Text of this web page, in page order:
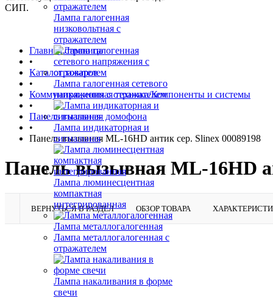
Лампа галогенная
низковольтная с
отражателем
Лампа галогенная сетевого
напряжения с отражателем
Лампа индикаторная и
сигнальная
Лампа люминесцентная
компактная
интегрированная
Лампа металлогалогенная
Лампа металлогалогенная с
отражателем
Лампа накаливания в форме
свечи
СИП.
Главная страница
•
Каталог товаров
•
Коммуникационная техника/Компоненты и системы
•
Панель вызывная домофона
•
Панель вызывная ML-16HD антик сер. Slinex 00089198
Панель вызывная ML-16HD
ВЕРНУТЬСЯ В РАЗДЕЛ ОБЗОР ТОВАРА